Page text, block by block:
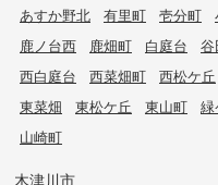
あすか野北 有里町 壱分町
鹿ノ台西
鹿畑町 白庭台 谷
西白庭台
西菜畑町 西松ケ丘
東菜畑
東松ケ丘 東山町 緑
山崎町
木津川市